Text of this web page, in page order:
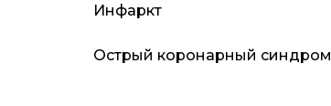
Инфаркт
Острый коронарный синдром